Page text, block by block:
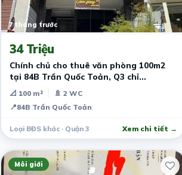
7 tháng trước
34 Triệu
Chính chủ cho thuê văn phòng 100m2
tại 84B Trần Quốc Toản, Q3 chỉ
34tr/tháng
📐 100 m²
🚿 2 WC
📍84B Trần Quốc Toản
Loại BĐS khác · Quận 3 Xem chi tiết →
Môi giới